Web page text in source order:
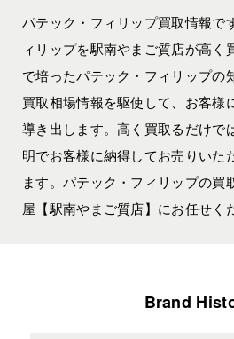
パテック・フィリップ買取情報で
ィリップを駅南やまご質店が高く
で培ったパテック・フィリップの
買取相場情報を駆使して、お客様
導き出します。高く買取るだけで
明でお客様に納得してお売りいた
ます。パテック・フィリップの買
屋【駅南やまご質店】にお任せく
Brand